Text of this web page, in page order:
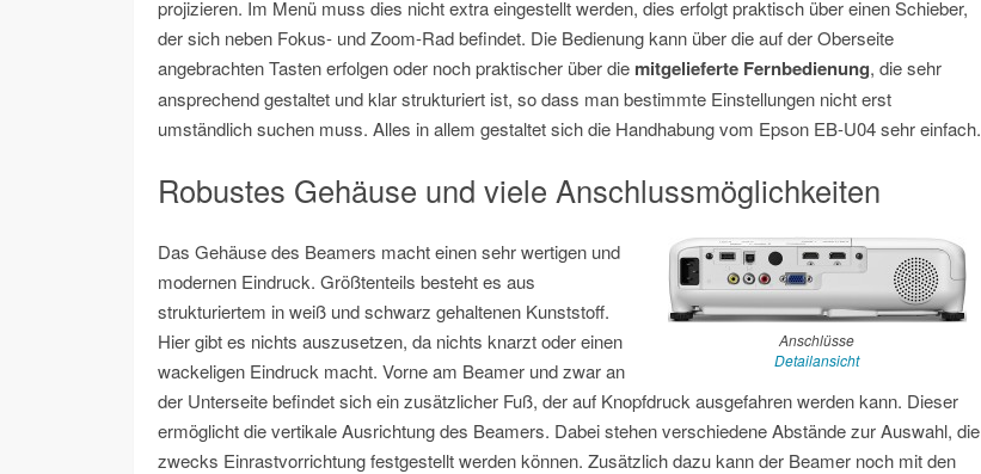
projizieren. Im Menü muss dies nicht extra eingestellt werden, dies erfolgt praktisch über einen Schieber,
der sich neben Fokus- und Zoom-Rad befindet. Die Bedienung kann über die auf der Oberseite
angebrachten Tasten erfolgen oder noch praktischer über die mitgelieferte Fernbedienung, die sehr
ansprechend gestaltet und klar strukturiert ist, so dass man bestimmte Einstellungen nicht erst
umständlich suchen muss. Alles in allem gestaltet sich die Handhabung vom Epson EB-U04 sehr einfach.
Robustes Gehäuse und viele Anschlussmöglichkeiten
Anschlüsse
Detailansicht
Das Gehäuse des Beamers macht einen sehr wertigen und
modernen Eindruck. Größtenteils besteht es aus
strukturiertem in weiß und schwarz gehaltenen Kunststoff.
Hier gibt es nichts auszusetzen, da nichts knarzt oder einen
wackeligen Eindruck macht. Vorne am Beamer und zwar an
der Unterseite befindet sich ein zusätzlicher Fuß, der auf Knopfdruck ausgefahren werden kann. Dieser
ermöglicht die vertikale Ausrichtung des Beamers. Dabei stehen verschiedene Abstände zur Auswahl, die
zwecks Einrastvorrichtung festgestellt werden können. Zusätzlich dazu kann der Beamer noch mit den